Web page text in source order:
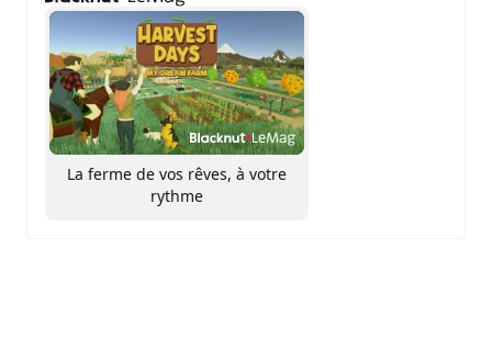
La ferme de vos rêves, à votre
rythme